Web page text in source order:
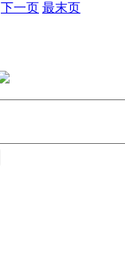
下一页 最末页